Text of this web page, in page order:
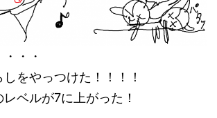
・・
をやっつけた！！！！
ベルが7に上がった！